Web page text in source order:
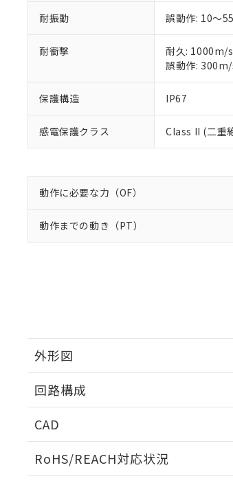
耐振動 誤動作: 10～
耐衝撃 耐久: 1000m/s
誤動作:
保護構造 IP67
感電保護クラス Class II (二重
動作に必要な力（OF）
動作までの動き（PT）
外形図
回路構成
CAD
RoHS/REACH対応状況
※